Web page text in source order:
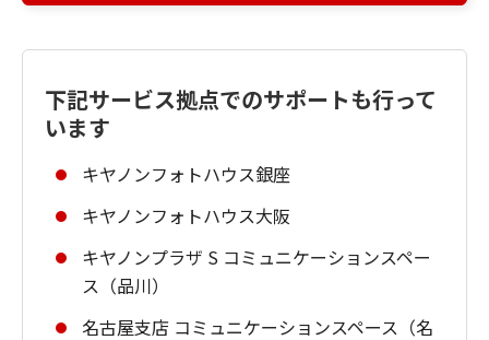
下記サービス拠点でのサポートも行って
います
キヤノンフォトハウス銀座
キヤノンフォトハウス大阪
キヤノンプラザ S コミュニケーションスペー
ス（品川）
名古屋支店 コミュニケーションスペース（名